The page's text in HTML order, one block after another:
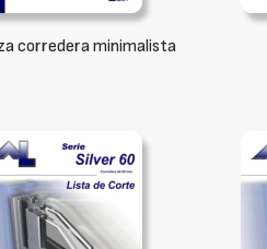
corredera minimalista